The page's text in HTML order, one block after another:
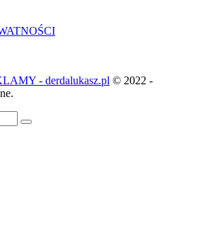
- derdalukasz.pl © 2022 -